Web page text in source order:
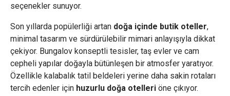
seçenekler sunuyor.
Son yıllarda popülerliği artan doğa içinde butik oteller,
minimal tasarım ve sürdürülebilir mimari anlayışıyla dikkat
çekiyor. Bungalov konseptli tesisler, taş evler ve cam
cepheli yapılar doğayla bütünleşen bir atmosfer yaratıyor.
Özellikle kalabalık tatil beldeleri yerine daha sakin rotaları
tercih edenler için huzurlu doğa otelleri öne çıkıyor.